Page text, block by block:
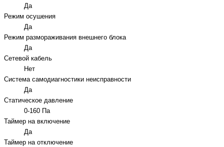
Да
Режим осушения
Да
Режим размораживания внешнего блока
Да
Сетевой кабель
Нет
Система самодиагностики неисправности
Да
Статическое давление
0-160 Па
Таймер на включение
Да
Таймер на отключение